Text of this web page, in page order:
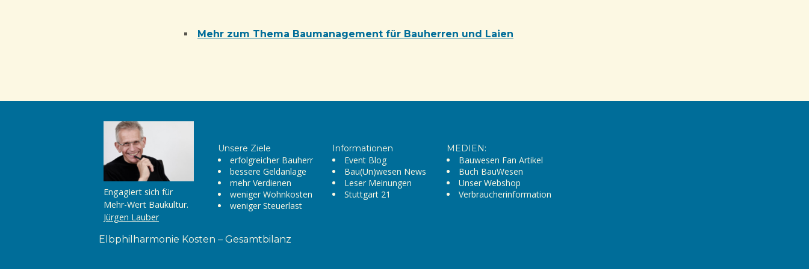
Mehr zum Thema Baumanagement für Bauherren und Laien
Engagiert sich für
Mehr-Wert Baukultur.
Jürgen Lauber
Unsere Ziele
erfolgreicher Bauherr
bessere Geldanlage
mehr Verdienen
weniger Wohnkosten
weniger Steuerlast
Informationen
Event Blog
Bau(Un)wesen News
Leser Meinungen
Stuttgart 21
MEDIEN:
Bauwesen Fan Artikel
Buch BauWesen
Unser Webshop
Verbraucherinformation
Elbphilharmonie Kosten – Gesamtbilanz